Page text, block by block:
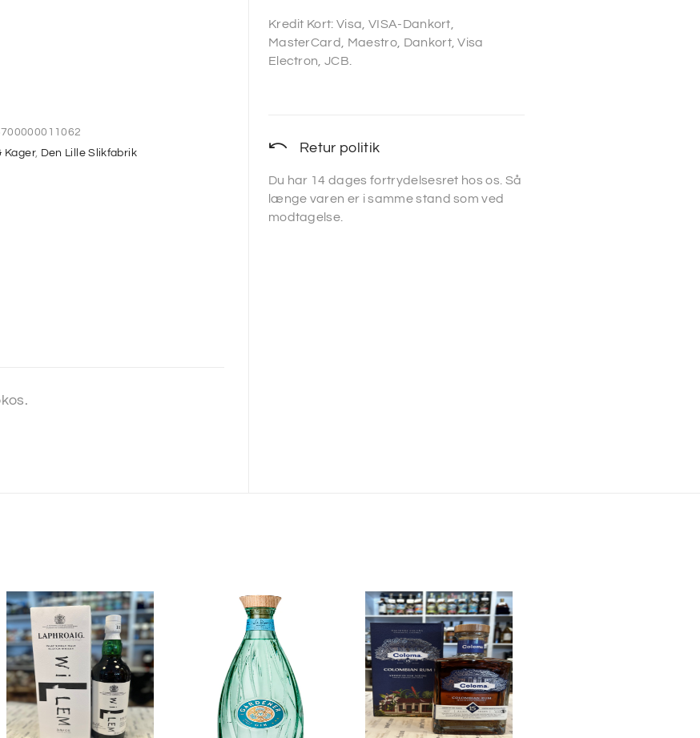
Kager, Den Lille Slikfabrik
Kredit Kort: Visa, VISA-Dankort,
MasterCard, Maestro, Dankort, Visa
Electron, JCB.
Retur politik
Du har 14 dages fortrydelsesret hos os. Så
længe varen er i samme stand som ved
modtagelse.